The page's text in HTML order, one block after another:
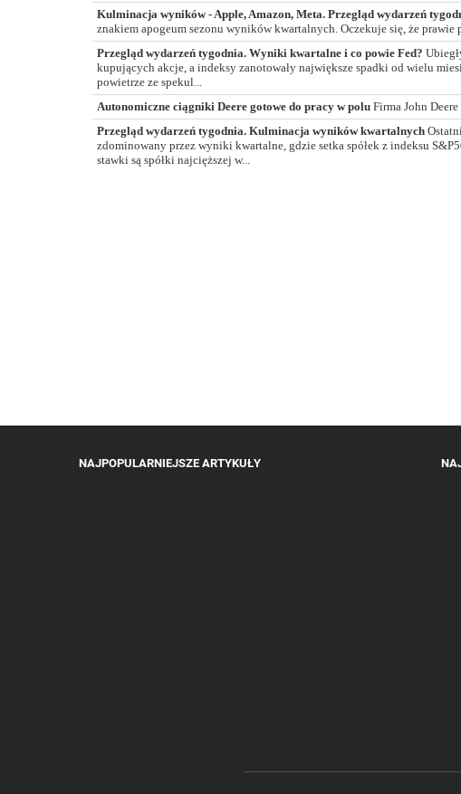
Kulminacja wyników - Apple, Amazon, Meta. Przegląd wydarzeń
znakiem apogeum sezonu wyników kwartalnych. Oczekuje się, że prawie
Przegląd wydarzeń tygodnia. Wyniki kwartalne i co powie Fed?
kupujących akcje, a indeksy zanotowały największe spadki od wielu
powietrze ze spekul...
Autonomiczne ciągniki Deere gotowe do pracy w polu Firma John
Przegląd wydarzeń tygodnia. Kulminacja wyników kwartalnych
zdominowany przez wyniki kwartalne, gdzie setka spółek z indeksu
stawki są spółki najcięższej w...
NAJPOPULARNIEJSZE ARTYKUŁY